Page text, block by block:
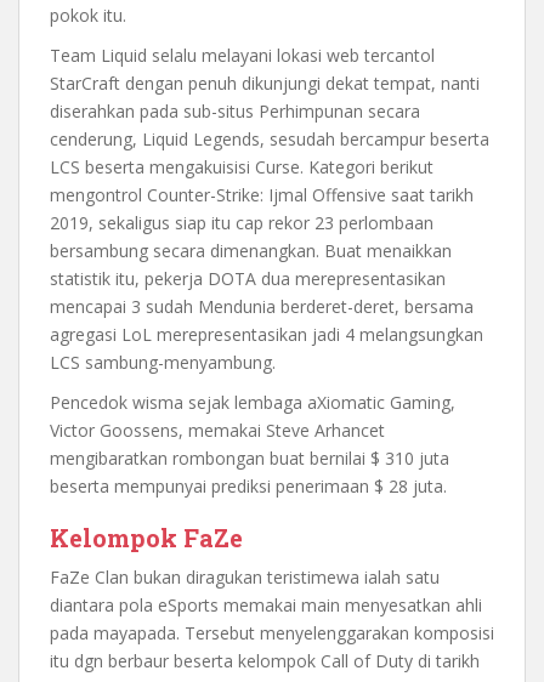
pokok itu.
Team Liquid selalu melayani lokasi web tercantol
StarCraft dengan penuh dikunjungi dekat tempat, nanti
diserahkan pada sub-situs Perhimpunan secara
cenderung, Liquid Legends, sesudah bercampur beserta
LCS beserta mengakuisisi Curse. Kategori berikut
mengontrol Counter-Strike: Ijmal Offensive saat tarikh
2019, sekaligus siap itu cap rekor 23 perlombaan
bersambung secara dimenangkan. Buat menaikkan
statistik itu, pekerja DOTA dua merepresentasikan
mencapai 3 sudah Mendunia berderet-deret, bersama
agregasi LoL merepresentasikan jadi 4 melangsungkan
LCS sambung-menyambung.
Pencedok wisma sejak lembaga aXiomatic Gaming,
Victor Goossens, memakai Steve Arhancet
mengibaratkan rombongan buat bernilai $ 310 juta
beserta mempunyai prediksi penerimaan $ 28 juta.
Kelompok FaZe
FaZe Clan bukan diragukan teristimewa ialah satu
diantara pola eSports memakai main menyesatkan ahli
pada mayapada. Tersebut menyelenggarakan komposisi
itu dgn berbaur beserta kelompok Call of Duty di tarikh